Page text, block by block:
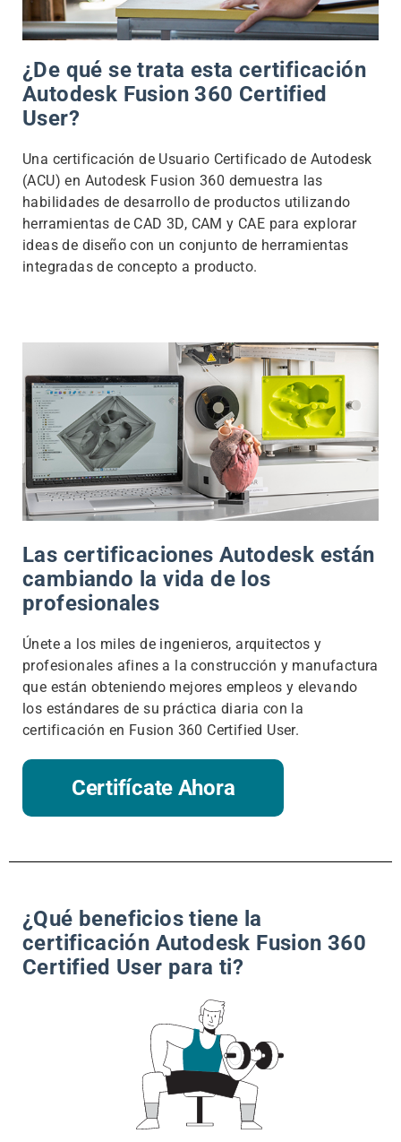
¿De qué se trata esta certificación
Autodesk Fusion 360 Certified
User?
Una certificación de Usuario Certificado de Autodesk
(ACU) en Autodesk Fusion 360 demuestra las
habilidades de desarrollo de productos utilizando
herramientas de CAD 3D, CAM y CAE para explorar
ideas de diseño con un conjunto de herramientas
integradas de concepto a producto.
Las certificaciones Autodesk están
cambiando la vida de los
profesionales
Únete a los miles de ingenieros, arquitectos y
profesionales afines a la construcción y manufactura
que están obteniendo mejores empleos y elevando
los estándares de su práctica diaria con la
certificación en Fusion 360 Certified User.
Certifícate Ahora
¿Qué beneficios tiene la
certificación Autodesk Fusion 360
Certified User para ti?